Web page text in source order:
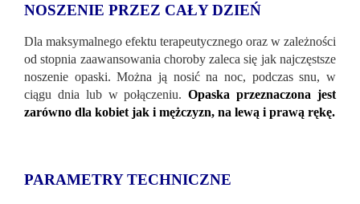
NOSZENIE PRZEZ CAŁY DZIEŃ
Dla maksymalnego efektu terapeutycznego oraz w zależności
od stopnia zaawansowania choroby zaleca się jak najczęstsze
noszenie opaski. Można ją nosić na noc, podczas snu, w
ciągu dnia lub w połączeniu. Opaska przeznaczona jest
zarówno dla kobiet jak i mężczyzn, na lewą i prawą rękę.
PARAMETRY TECHNICZNE